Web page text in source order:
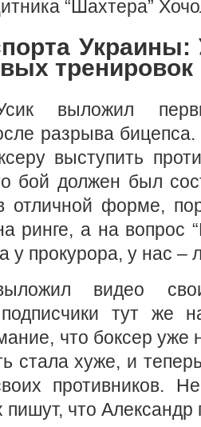
“Шахтера”
выложил
разрыва
выступить
бой должен был
отличной форме,
ринге, а на вопрос
у прокурора, у нас –
видео
тут же
что боксер уже
стала хуже, и
противников.
что Александр